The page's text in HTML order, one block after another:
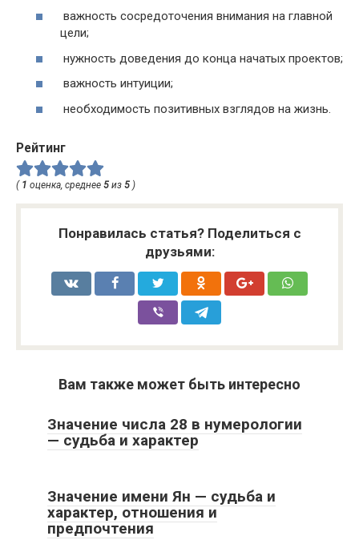
важность сосредоточения внимания на главной
цели;
нужность доведения до конца начатых проектов;
важность интуиции;
необходимость позитивных взглядов на жизнь.
Рейтинг
( 1 оценка, среднее 5 из 5 )
Понравилась статья? Поделиться с
друзьями:
Вам также может быть интересно
Значение числа 28 в нумерологии
— судьба и характер
Значение имени Ян — судьба и
характер, отношения и
предпочтения